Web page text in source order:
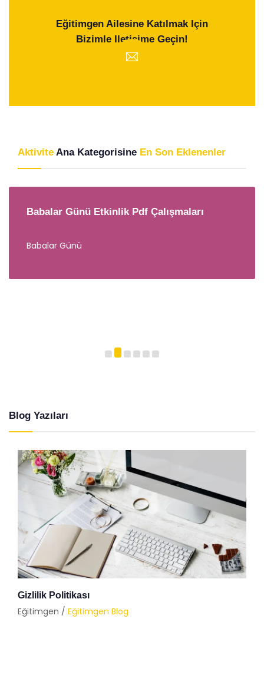
Eğitimgen Ailesine Katılmak Için
Bizimle Iletişime Geçin!
Aktivite Ana Kategorisine En Son Eklenenler
Babalar Günü Etkinlik Pdf Çalışmaları
Babalar Günü
Blog Yazıları
Gizlilik Politikası
Eğitimgen / Eğitimgen Blog